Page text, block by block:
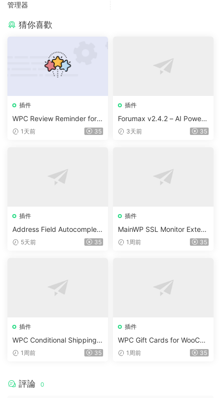
管理器
猜你喜歡
插件
WPC Review Reminder for
WooCommerce v1.0.4
1天前 35
插件
Forumax v2.4.2 – AI Powere
d Advanced Community For
3天前 35
插件
Address Field Autocomplete
For WooCommerce v1.3.2
5天前 35
插件
MainWP SSL Monitor Extens
ion v5.2
1周前 35
插件
WPC Conditional Shipping &
Payments (Premium) v1.0.2
1周前 35
插件
WPC Gift Cards for WooCo
mmerce (Premium) v1.0.2
1周前 35
評論 0